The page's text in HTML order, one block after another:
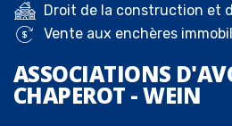
Droit de la construction et
Vente aux enchères
ASSOCIATIONS
CHAPEROT - WEIN